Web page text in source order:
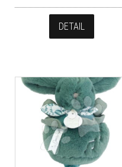
DETAIL